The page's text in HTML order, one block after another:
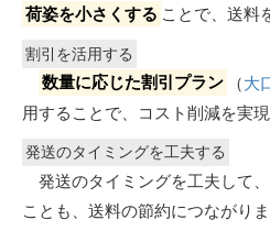
荷姿を小さくする ことで、送料
割引を活用する
数量に応じた割引プラン （大
用することで、コスト削減を実現
発送のタイミングを工夫する
発送のタイミングを工夫して
ことも、送料の節約につながりま